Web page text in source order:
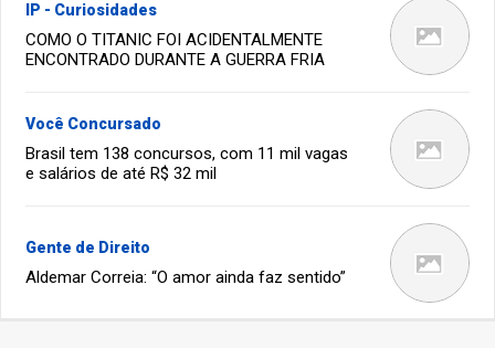
IP - Curiosidades
COMO O TITANIC FOI ACIDENTALMENTE
ENCONTRADO DURANTE A GUERRA FRIA
Você Concursado
Brasil tem 138 concursos, com 11 mil vagas
e salários de até R$ 32 mil
Gente de Direito
Aldemar Correia: “O amor ainda faz sentido”